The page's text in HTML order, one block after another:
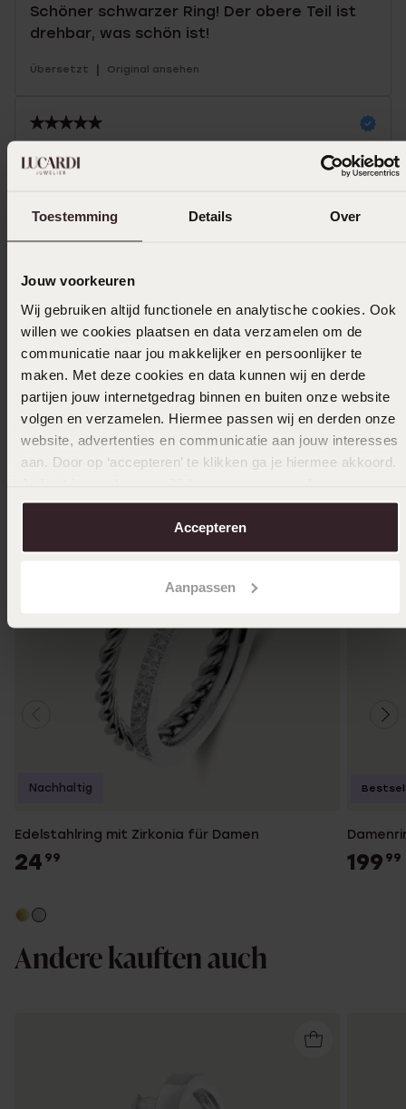
Toestemming Details Over
Jouw voorkeuren
Wij gebruiken altijd functionele en analytische cookies. Ook
willen we cookies plaatsen en data verzamelen om de
communicatie naar jou makkelijker en persoonlijker te
maken. Met deze cookies en data kunnen wij en derde
partijen jouw internetgedrag binnen en buiten onze website
volgen en verzamelen. Hiermee passen wij en derden onze
website, advertenties en communicatie aan jouw interesses
aan. Door op ‘accepteren’ te klikken ga je hiermee akkoord.
over in onscookiebeleid.
Accepteren
Aanpassen
Schöner schwarzer Ring! Der obere Teil ist
drehbar, was schön ist!
Übersetzt | Original ansehen
Geschenk für den kleinen Bruder und er liebt
Übersetzt | Original ansehen
Größe auswählen und bestellen
Das könnte dir gefallen
Edelstahlring mit Zirkonia für Damen
24 99
Nachhaltig
199 99
Andere kauften auch